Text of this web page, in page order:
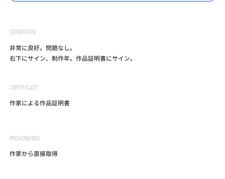
CONDITION
非常に良好。問題なし。
右下にサイン、制作年。作品証明書にサイン。
CERTIFICATE
作家による作品証明書
PROVENANCE
作家から直接取得